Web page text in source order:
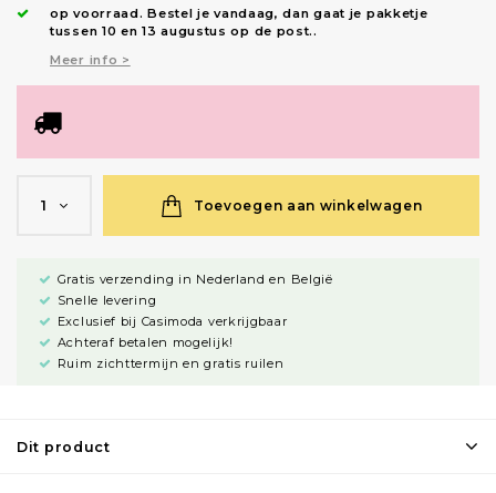
op voorraad.Bestel je vandaag, dan gaat je pakketje
tussen 10 en 13 augustus op de post..
Meer info >
1 Toevoegen aan winkelwagen
Gratis verzending in Nederland en België
Snelle levering
Exclusief bij Casimoda verkrijgbaar
Achteraf betalen mogelijk!
Ruim zichttermijn en gratis ruilen
Dit product